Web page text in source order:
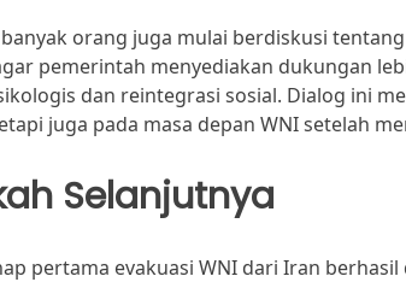
orang juga mulai berdiskusi
pemerintah menyediakan dukungan
dan reintegrasi sosial. Dialog ini
juga pada masa depan WNI setelah
Selanjutnya
pertama evakuasi WNI dari Iran